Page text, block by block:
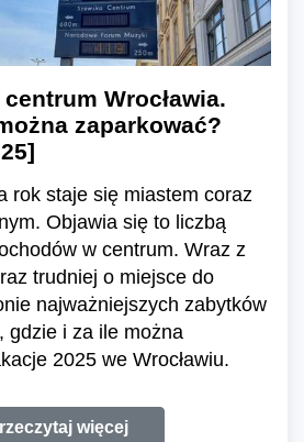
Wrocławia.
zaparkować?
rok staje się miastem coraz
Objawia się to liczbą
w centrum. Wraz z
trudniej o miejsce do
najważniejszych zabytków
gdzie i za ile można
2025 we Wrocławiu.
więcej